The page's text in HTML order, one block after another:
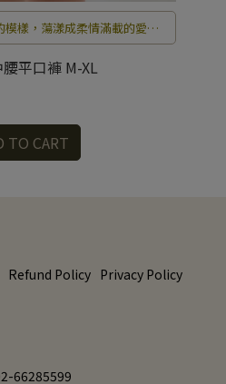
樣，蕩漾成柔情滿載的愛戀
花園。
平口褲 M-XL
TO CART
Refund Policy Privacy Policy
66285599